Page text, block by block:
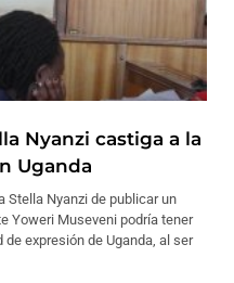
Nyanzi castiga a la
Uganda
Stella Nyanzi de publicar un
Yoweri Museveni podría tener
expresión de Uganda, al ser